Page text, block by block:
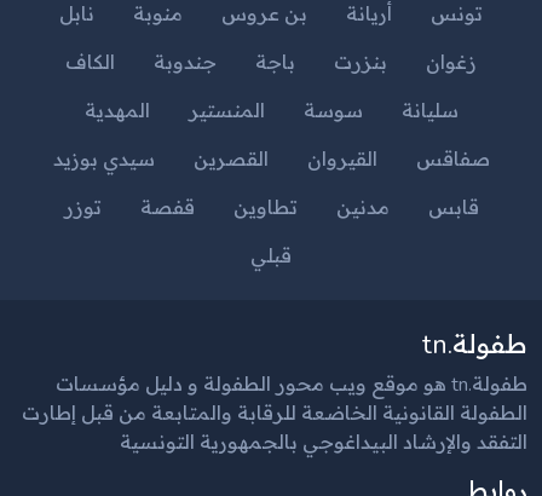
تونس أريانة بن عروس منوبة
نابل
زغوان
بنزرت باجة جندوبة
الكاف
سليانة
سوسة المنستير
المهدية
صفاقس
القيروان القصرين
سيدي بوزيد
قابس
مدنين تطاوين قفصة
توزر
قبلي
طفولة.tn
طفولة.tn هو موقع ويب محور الطفولة و دليل مؤسسات
الطفولة القانونية الخاضعة للرقابة والمتابعة من قبل إطارت
التفقد والإرشاد البيداغوجي بالجمهورية التونسية